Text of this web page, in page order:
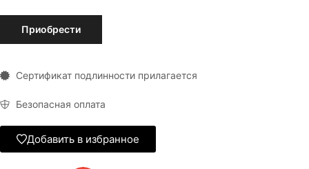
Приобрести
Сертификат подлинности прилагается
Безопасная оплата
Добавить в избранное